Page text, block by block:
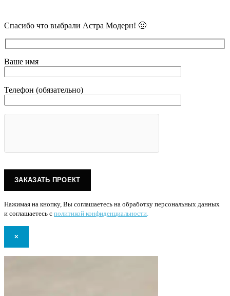
Спасибо что выбрали Астра Модерн! 🙂
Ваше имя
Телефон (обязательно)
Нажимая на кнопку, Вы соглашаетесь на обработку персональных данных
и соглашаетесь с политикой конфиденциальности
×